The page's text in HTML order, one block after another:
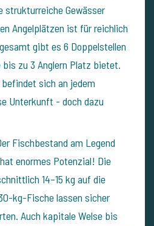
strukturreiche Gewässer
Angelplätzen ist für reichlich
gibt es 6 Doppelstellen
zu 3 Anglern Platz bietet.
sich an jedem
Unterkunft - doch dazu
Fischbestand am Legend
enormes Potenzial! Die
14–15 kg auf die
kg-Fische lassen sicher
Auch kapitale Welse bis